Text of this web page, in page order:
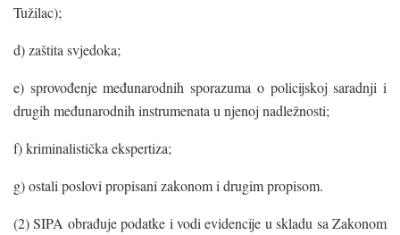
Tužilac);
d) zaštita svjedoka;
e) sprovođenje međunarodnih sporazuma o policijskoj saradnji i
drugih međunarodnih instrumenata u njenoj nadležnosti;
f) kriminalistička ekspertiza;
g) ostali poslovi propisani zakonom i drugim propisom.
(2) SIPA obrađuje podatke i vodi evidencije u skladu sa Zakonom